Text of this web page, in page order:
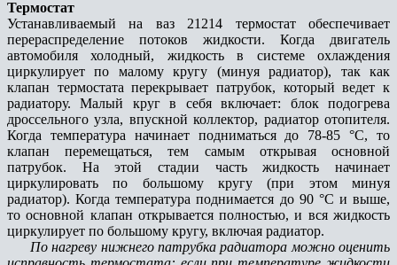
Термостат
Устанавливаемый на ваз 21214 термостат обеспечивает
перераспределение потоков жидкости. Когда двигатель
автомобиля холодный, жидкость в системе охлаждения
циркулирует по малому кругу (минуя радиатор), так как
клапан термостата перекрывает патрубок, который ведет к
радиатору. Малый круг в себя включает: блок подогрева
дроссельного узла, впускной коллектор, радиатор отопителя.
Когда температура начинает подниматься до 78-85 °С, то
клапан перемещаться, тем самым открывая основной
патрубок. На этой стадии часть жидкость начинает
циркулировать по большому кругу (при этом минуя
радиатор). Когда температура поднимается до 90 °С и выше,
то основной клапан открывается полностью, и вся жидкость
циркулирует по большому кругу, включая радиатор.
По нагреву нижнего патрубка радиатора можно оценить